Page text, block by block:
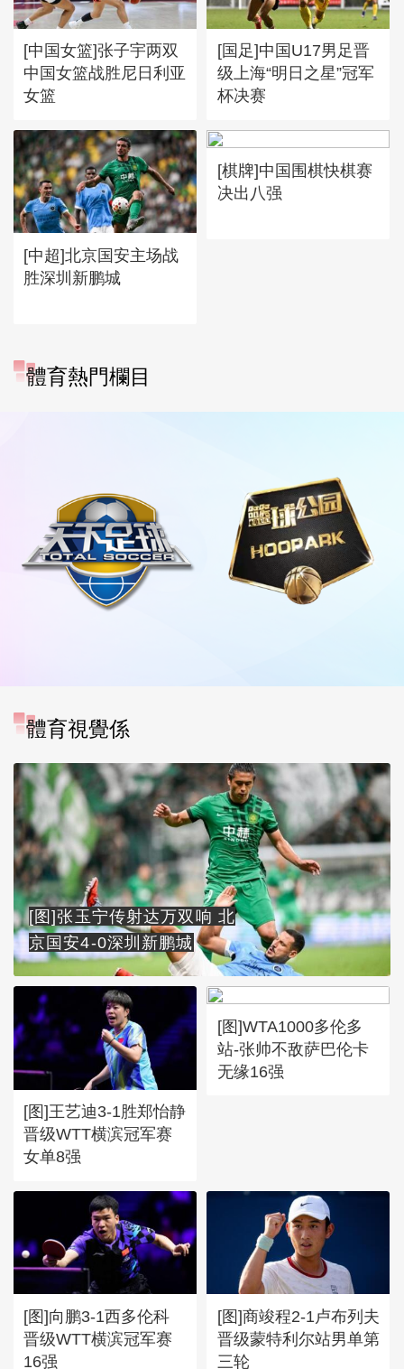
[中国女篮]张子宇两双
中国女篮战胜尼日利亚
女篮
[国足]中国U17男足晋
级上海“明日之星”冠军
杯决赛
[中超]北京国安主场战
胜深圳新鹏城
[棋牌]中国围棋快棋赛
决出八强
體育熱門欄目
體育視覺係
[图]张玉宁传射达万双响 北
京国安4-0深圳新鹏城
[图]王艺迪3-1胜郑怡静
晋级WTT横滨冠军赛
女单8强
[图]WTA1000多伦多
站-张帅不敌萨巴伦卡
无缘16强
[图]向鹏3-1西多伦科
晋级WTT横滨冠军赛
16强
[图]商竣程2-1卢布列夫
晋级蒙特利尔站男单第
三轮